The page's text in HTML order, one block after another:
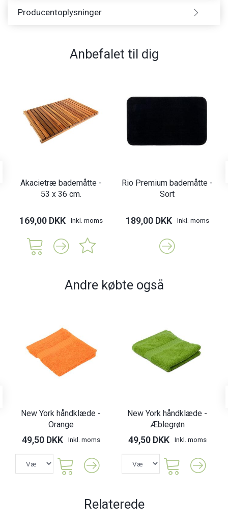
Producentoplysninger
Anbefalet til dig
Akacietræ bademåtte -
53 x 36 cm.
169,00 DKK Inkl. moms
Rio Premium bademåtte -
Sort
189,00 DKK Inkl. moms
Andre købte også
New York håndklæde -
Orange
49,50 DKK Inkl. moms
New York håndklæde -
Æblegrøn
49,50 DKK Inkl. moms
Relaterede